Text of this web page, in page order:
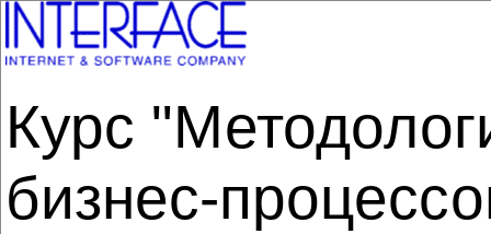
Курс
бизнес-